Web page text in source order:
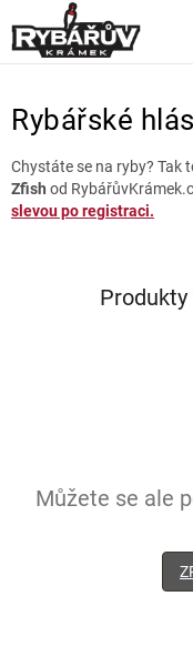
na
obsah
Rybářské
Chystáte se na ryby? Tak
Zfish od
slevou po registraci.
Můžete se ale